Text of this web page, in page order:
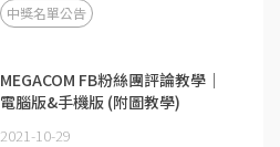
中獎名單公告
MEGACOM FB粉絲團評論教學｜
電腦版&手機版 (附圖教學)
2021-10-29